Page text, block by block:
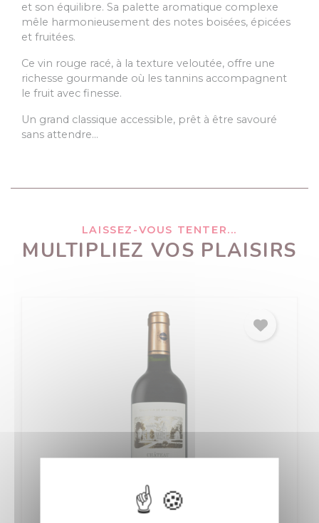
et son équilibre. Sa palette aromatique complexe
mêle harmonieusement des notes boisées, épicées
et fruitées.
Ce vin rouge racé, à la texture veloutée, offre une
richesse gourmande où les tannins accompagnent
le fruit avec finesse.
Un grand classique accessible, prêt à être savouré
sans attendre…
LAISSEZ-VOUS TENTER...
MULTIPLIEZ VOS PLAISIRS